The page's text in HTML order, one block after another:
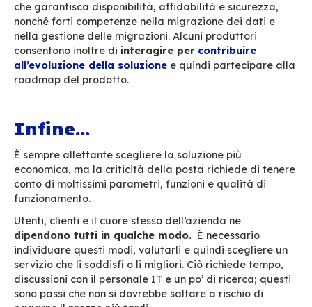
tecnologicamente dipendenti dalle sue
evoluzioni. Ad esempio, si sarà direttamente
dall’obsolescenza programmata del software:
interruzione del supporto o compatibilità con
più recenti per forzare l’aggiornamento di
politica dei prezzi del fornitore. I CIO delle
società francesi si sono già attivati su questo
argomento attraversoCIGREF, denunciando “
traiettoria economica insostenibile imposta
produttori e attori del cloud”,
business del contratto di supporto (ricalcolato,
diminuzione del numero di licenze, per
costanti), i pacchetti di offerte, l’applicazione
in caso di riduzione del volume di abbonamenti
licenze,nonché mancanza di ascolto o